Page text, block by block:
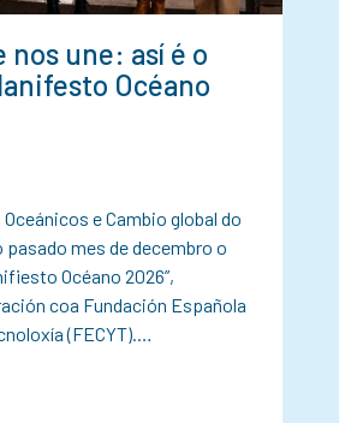
nos une: así é o
Océano
e Cambio global do
pasado mes de decembro o
Océano 2026”,
coa Fundación Española
(FECYT).…